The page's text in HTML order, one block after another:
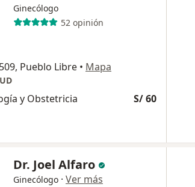
Ginecólogo
52 opinión
Pueblo Libre • Mapa
y Obstetricia S/ 60
Dr. Joel Alfaro
Ginecólogo · Ver más